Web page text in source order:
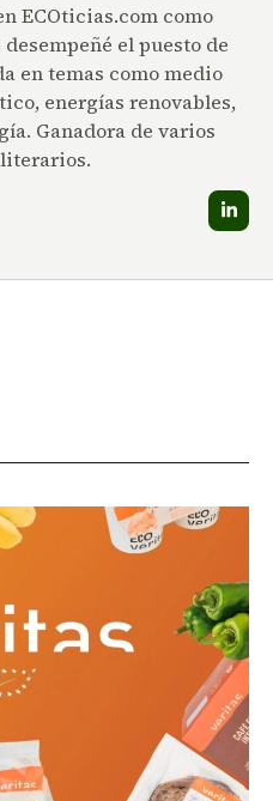
ECOticias.com como
el puesto de
en temas como medio
energías renovables,
Ganadora de varios